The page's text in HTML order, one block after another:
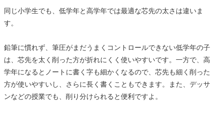
同じ小学生でも、低学年と高学年では最適な芯先の太さは違いま
す。
鉛筆に慣れず、筆圧がまだうまくコントロールできない低学年の子
は、芯先を太く削った方が折れにくく使いやすいです。一方で、高
学年になるとノートに書く字も細かくなるので、芯先も細く削った
方が使いやすいし、さらに長く書くこともできます。また、デッサ
ンなどの授業でも、削り分けられると便利ですよ。